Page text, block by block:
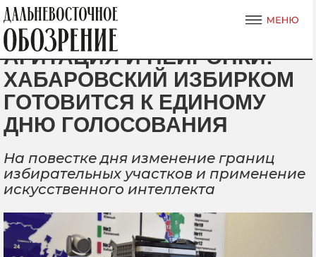
АГИТАЦИЯ И НЕЙРОНКИ:
ХАБАРОВСКИЙ ИЗБИРКОМ
ГОТОВИТСЯ К ЕДИНОМУ
ДНЮ ГОЛОСОВАНИЯ
На повестке дня изменение границ
избирательных участков и применение
искусственного интеллекта